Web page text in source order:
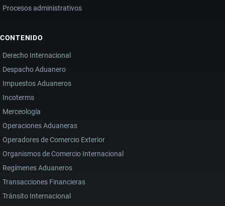
Procesos administrativos
CONTENIDO
Derecho Internacional
Despacho Aduanero
Impuestos Aduaneros
Incoterms
Merceología
Operaciones Aduaneras
Operadores de Comercio Exterior
Organismos de Comercio Internacional
Regímenes Aduaneros
Transacciones Financieras
Tránsito Internacional